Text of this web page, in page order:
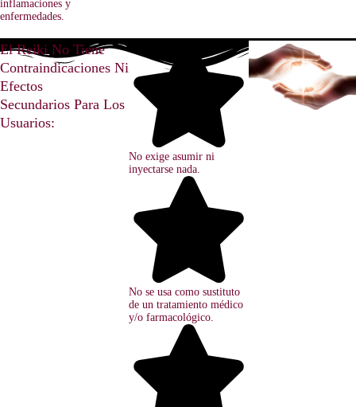
inflamaciones y
enfermedades.
El Reiki No Tiene
Contraindicaciones Ni
Efectos
Secundarios Para Los
Usuarios:
No exige asumir ni
inyectarse nada.
No se usa como sustituto
de un tratamiento médico
y/o farmacológico.